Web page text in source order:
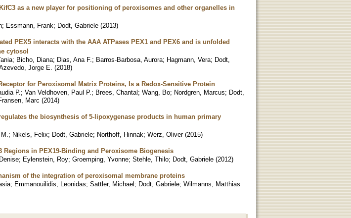
as a new player for positioning of peroxisomes and other organelles in
; Essmann, Frank; Dodt, Gabriele (2013)
PEX5 interacts with the AAA ATPases PEX1 and PEX6 and is unfolded
cytosol
; Bicho, Diana; Dias, Ana F. ; Barros-Barbosa, Aurora; Hagmann, Vera; Dodt,
Jorge E. (2018)
for Peroxisomal Matrix Proteins, Is a Redox-Sensitive Protein
P. ; Van Veldhoven, Paul P. ; Brees, Chantal; Wang, Bo; Nordgren, Marcus; Dodt,
Marc (2014)
the biosynthesis of 5-lipoxygenase products in human primary
; Nikels, Felix; Dodt, Gabriele; Northoff, Hinnak; Werz, Oliver (2015)
Regions in PEX19-Binding and Peroxisome Biogenesis
; Eylenstein, Roy; Groemping, Yvonne; Stehle, Thilo; Dodt, Gabriele (2012)
of the integration of peroxisomal membrane proteins
; Emmanouilidis, Leonidas; Sattler, Michael; Dodt, Gabriele; Wilmanns, Matthias